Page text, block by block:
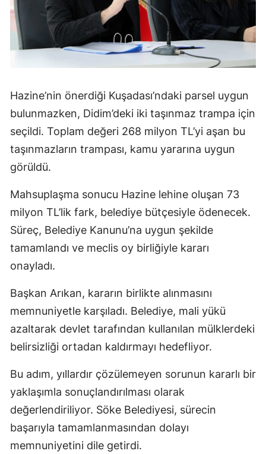
Hazine’nin önerdiği Kuşadası’ndaki parsel uygun
bulunmazken, Didim’deki iki taşınmaz trampa için
seçildi. Toplam değeri 268 milyon TL’yi aşan bu
taşınmazların trampası, kamu yararına uygun
görüldü.
Mahsuplaşma sonucu Hazine lehine oluşan 73
milyon TL’lik fark, belediye bütçesiyle ödenecek.
Süreç, Belediye Kanunu’na uygun şekilde
tamamlandı ve meclis oy birliğiyle kararı
onayladı.
Başkan Arıkan, kararın birlikte alınmasını
memnuniyetle karşıladı. Belediye, mali yükü
azaltarak devlet tarafından kullanılan mülklerdeki
belirsizliği ortadan kaldırmayı hedefliyor.
Bu adım, yıllardır çözülemeyen sorunun kararlı bir
yaklaşımla sonuçlandırılması olarak
değerlendiriliyor. Söke Belediyesi, sürecin
başarıyla tamamlanmasından dolayı
memnuniyetini dile getirdi.